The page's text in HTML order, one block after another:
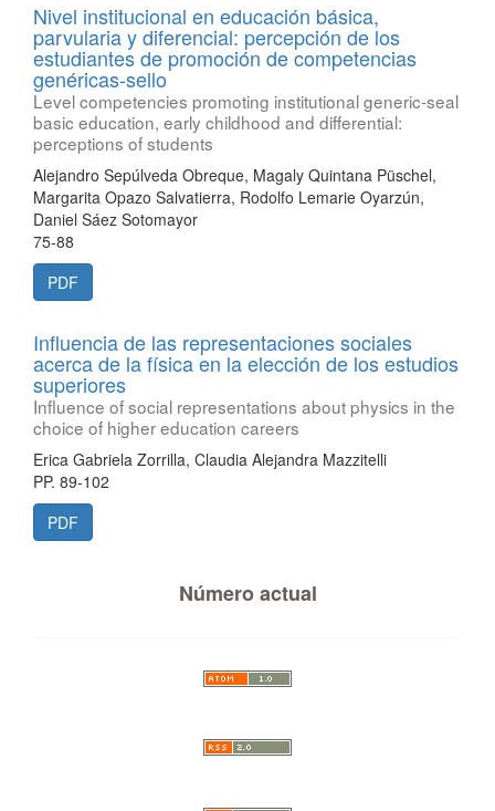
Nivel institucional en educación básica,
parvularia y diferencial: percepción de los
estudiantes de promoción de competencias
genéricas-sello
Level competencies promoting institutional generic-seal
basic education, early childhood and differential:
perceptions of students
Alejandro Sepúlveda Obreque, Magaly Quintana Püschel,
Margarita Opazo Salvatierra, Rodolfo Lemarie Oyarzún,
Daniel Sáez Sotomayor
75-88
PDF
Influencia de las representaciones sociales
acerca de la física en la elección de los estudios
superiores
Influence of social representations about physics in the
choice of higher education careers
Erica Gabriela Zorrilla, Claudia Alejandra Mazzitelli
PP. 89-102
PDF
Número actual